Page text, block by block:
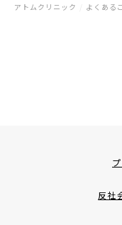
アトムクリニック よくある
反社